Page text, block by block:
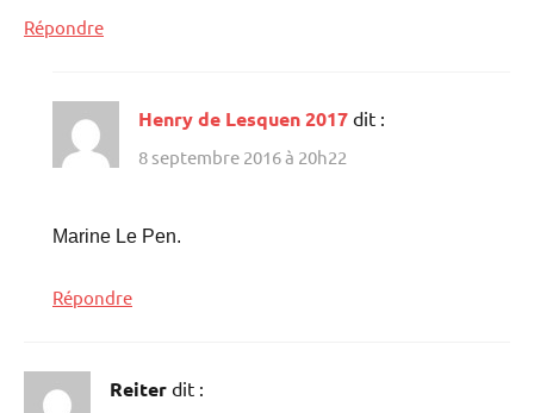
Répondre
Henry de Lesquen 2017 dit :
8 septembre 2016 à 20h22
Marine Le Pen.
Répondre
Reiter dit :